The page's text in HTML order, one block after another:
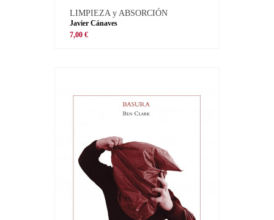
LIMPIEZA y ABSORCIÓN
Javier Cánaves
7,00 €